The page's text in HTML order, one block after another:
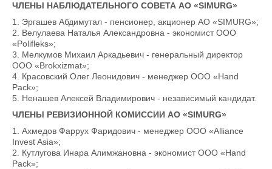
ЧЛЕНЫ НАБЛЮДАТЕЛЬНОГО СОВЕТА АО «SIMURG»
1. Эргашев Абдимутал - пенсионер, акционер АО «SIMURG»;
2. Велулаева Наталья Александровна - экономист ООО
«Polifleks»;
3. Мелкумов Михаил Аркадьевич - генеральный директор
ООО «Brokxizmat»;
4. Красовский Олег Леонидович - менеджер ООО «Hand
Pack»;
5. Ненашев Алексей Владимирович - независимый кандидат.
ЧЛЕНЫ РЕВИЗИОННОЙ КОМИССИИ АО «SIMURG»
1. Ахмедов Фаррух Фаридович - менеджер ООО «Alliance
Invest Asia»;
2. Кутлугова Инара Алимжановна - экономист ООО «Hand
Pack»;